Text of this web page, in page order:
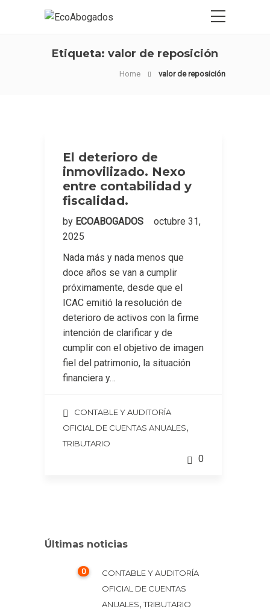
Etiqueta: valor de reposición
Home valor de reposición
El deterioro de
inmovilizado. Nexo
entre contabilidad y
fiscalidad.
by ECOABOGADOS
octubre 31,
2025
Nada más y nada menos que
doce años se van a cumplir
próximamente, desde que el
ICAC emitió la resolución de
deterioro de activos con la firme
intención de clarificar y de
cumplir con el objetivo de imagen
fiel del patrimonio, la situación
financiera y…
CONTABLE Y AUDITORÍA
OFICIAL DE CUENTAS ANUALES,
TRIBUTARIO
0
Últimas noticias
0
CONTABLE Y AUDITORÍA
OFICIAL DE CUENTAS
ANUALES,TRIBUTARIO